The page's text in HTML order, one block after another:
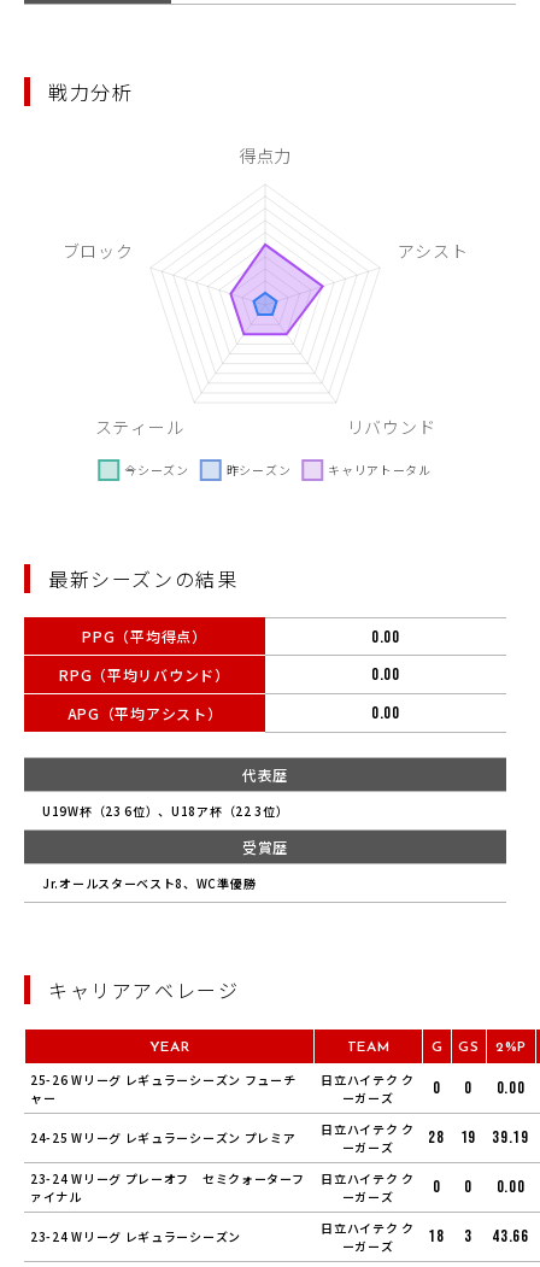
戦力分析
最新シーズンの結果
PPG（平均得点）
RPG（平均リバウンド）
APG（平均アシスト）
0.00
0.00
0.00
代表歴
U19W杯（23 6位）、U18ア杯（22 3位）
受賞歴
Jr.オールスターベスト8、WC準優勝
キャリアアベレージ
YEAR TEAM G GS 2%P
25-26 Wリーグ レギュラーシーズン フューチ
ャー
日立ハイテク ク
ーガーズ
0 0 0.00
24-25 Wリーグ レギュラーシーズン プレミア
日立ハイテク ク
ーガーズ
28 19 39.19
23-24 Wリーグ プレーオフ セミクォーターフ
ァイナル
日立ハイテク ク
ーガーズ
0 0 0.00
23-24 Wリーグ レギュラーシーズン
日立ハイテク ク
ーガーズ
18 3 43.66